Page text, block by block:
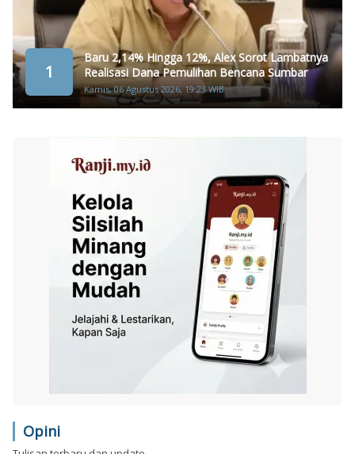
1
Baru 2,14% Hingga 12%, Alex Sorot Lambatnya
Realisasi Dana Pemulihan Bencana Sumbar
Kamis, 06 Agustus 2026, 19:23 WIB
Opini